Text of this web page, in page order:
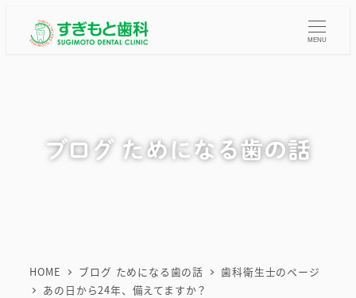
MENU
ブログ ためになる歯の話
HOME ブログ ためになる歯の話
歯科衛生士のページ
あの日から24年、備えてますか？